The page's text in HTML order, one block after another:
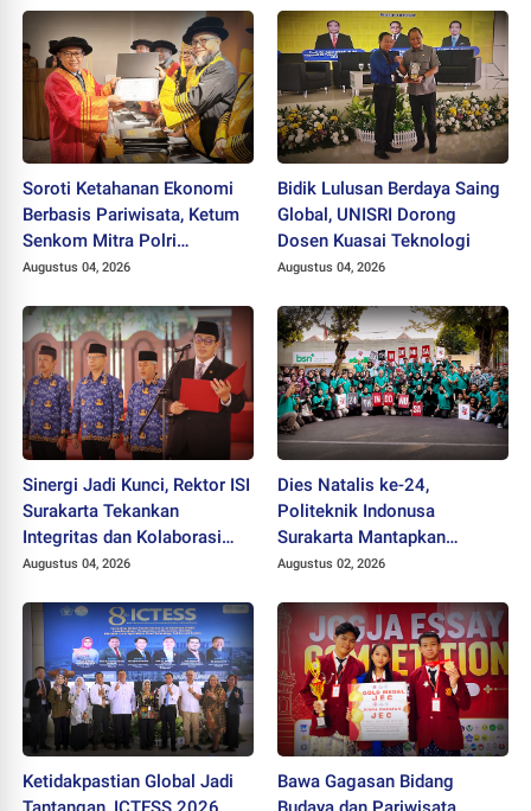
Soroti Ketahanan Ekonomi
Berbasis Pariwisata, Ketum
Senkom Mitra Polri
Dikukuhkan sebagai
Augustus 04, 2026
Bidik Lulusan Berdaya Saing
Global, UNISRI Dorong
Dosen Kuasai Teknologi
Augustus 04, 2026
Sinergi Jadi Kunci, Rektor ISI
Surakarta Tekankan
Integritas dan Kolaborasi
pada Pejabat Baru
Augustus 04, 2026
Dies Natalis ke-24,
Politeknik Indonusa
Surakarta Mantapkan
Langkah Bertransformasi
Augustus 02, 2026
Ketidakpastian Global Jadi
Bawa Gagasan Bidang